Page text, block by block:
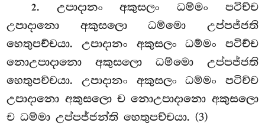
2. උපාදානං අකුසලං ධම්මං පටිච්ච
උපාදානො අකුසලො ධම්මො උප්පජ්ජති
හෙතුපච්චයා. උපාදානං අකුසලං ධම්මං පටිච්ච
නොඋපාදානො අකුසලො ධම්මො උප්පජ්ජති
හෙතුපච්චයා. උපාදානං අකුසලං ධම්මං පටිච්ච
උපාදානො අකුසලො ච නොඋපාදානො අකුසලො
ච ධම්මා උප්පජ්ජන්ති හෙතුපච්චයා. (3)